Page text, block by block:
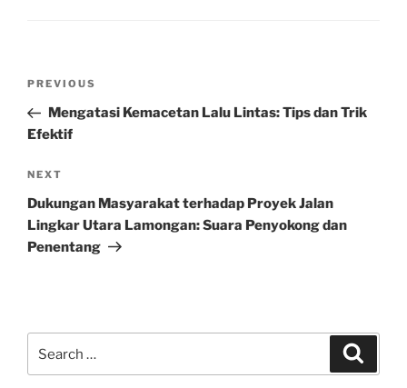
Previous
Post
PREVIOUS
Mengatasi Kemacetan Lalu Lintas: Tips dan Trik
Efektif
Next
Post
NEXT
Dukungan Masyarakat terhadap Proyek Jalan
Lingkar Utara Lamongan: Suara Penyokong dan
Penentang
for: